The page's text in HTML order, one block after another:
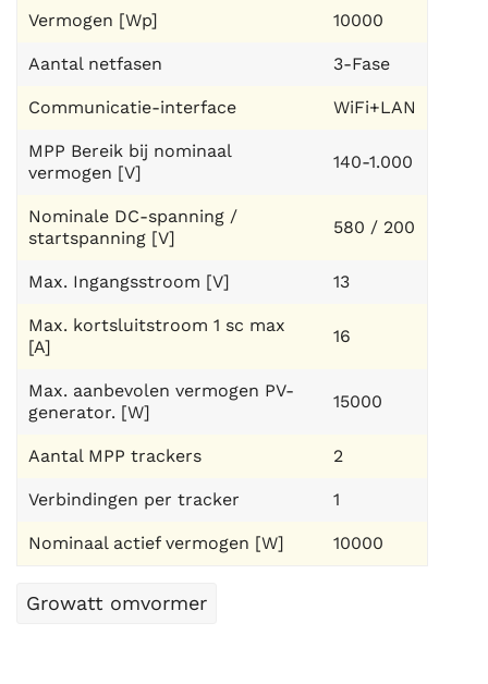
Vermogen [Wp] 10000
Aantal netfasen 3-Fase
Communicatie-interface WiFi+LAN
MPP Bereik bij nominaal
vermogen [V]
140-1.000
Nominale DC-spanning /
startspanning [V]
580 / 200
Max. Ingangsstroom [V] 13
Max. kortsluitstroom 1 sc max
[A]
16
Max. aanbevolen vermogen PV-
generator. [W]
15000
Aantal MPP trackers 2
Verbindingen per tracker 1
Nominaal actief vermogen [W] 10000
Growatt omvormer